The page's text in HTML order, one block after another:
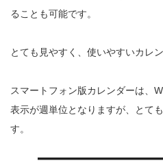
ることも可能です。
とても見やすく、使いやすいカレン
スマートフォン版カレンダーは、
表示が週単位となりますが、とて
す。